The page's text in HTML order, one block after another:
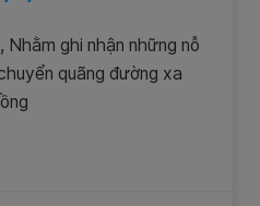
ghi nhận những nỗ
quãng đường xa